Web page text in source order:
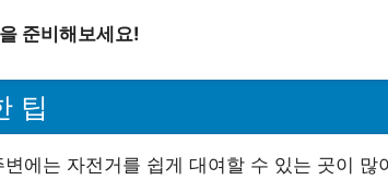
준비해보세요!
팁
변에는 자전거를 쉽게 대여할 수 있는 곳이 많